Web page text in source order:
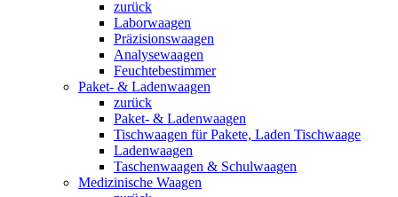
zurück
Laborwaagen
Präzisionswaagen
Analysewaagen
Feuchtebestimmer
Paket- & Ladenwaagen
zurück
Paket- & Ladenwaagen
Tischwaagen für Pakete, Laden Tischwaage
Ladenwaagen
Taschenwaagen & Schulwaagen
Medizinische Waagen